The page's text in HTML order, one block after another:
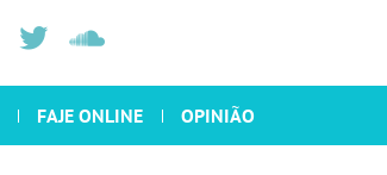
FAJE ONLINE OPINIÃO